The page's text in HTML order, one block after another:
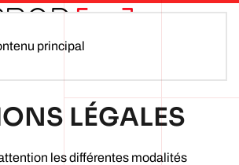
principal
LÉGALES
les différentes modalités